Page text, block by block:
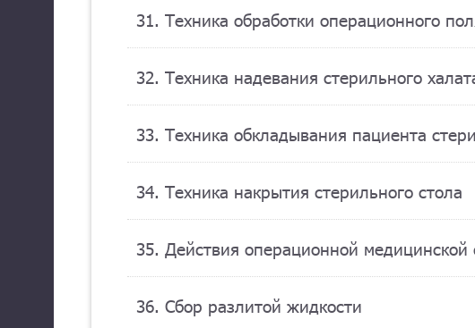
31. Техника обработки операционного
32. Техника надевания стерильного
33. Техника обкладывания пациента
34. Техника накрытия стерильного стола
35. Действия операционной медицинской
36. Сбор разлитой жидкости